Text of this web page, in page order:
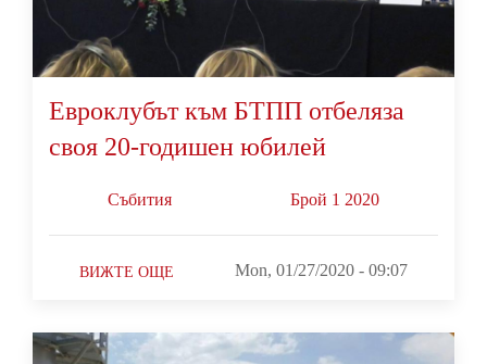
Евроклубът към БТПП отбеляза
своя 20-годишен юбилей
Събития Брой 1 2020
ВИЖТЕ ОЩЕ Mon, 01/27/2020 - 09:07